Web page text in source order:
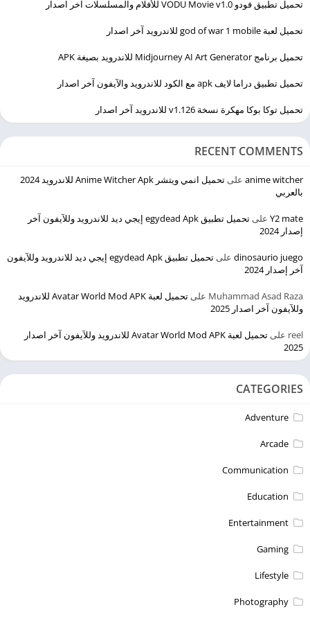
تحميل تطبيق فودو VODU Movie v1.0 للأفلام والمسلسلات آخر اصدار
تحميل لعبة god of war 1 mobile للاندرويد آخر اصدار
تحميل برنامج Midjourney AI Art Generator للاندرويد بصيغة APK
تحميل تطبيق دراما لايف apk مع الكود للاندرويد والآيفون آخر اصدار
تحميل توكا بوكا مهكرة نسخة v1.126 للاندرويد آخر اصدار
RECENT COMMENTS
anime witcher على
تحميل انمي ويتشر Anime Witcher Apk للاندرويد 2024
بالعربي
Y2 mate على
تحميل تطبيق egydead Apk إيجي ديد للاندرويد وللآيفون آخر
إصدار 2024
dinosaurio juego على
تحميل تطبيق egydead Apk إيجي ديد للاندرويد وللآيفون
آخر إصدار 2024
Muhammad Asad Raza على
تحميل لعبة Avatar World Mod APK للاندرويد
وللآيفون آخر اصدار 2025
reel على
تحميل لعبة Avatar World Mod APK للاندرويد وللآيفون آخر اصدار
2025
CATEGORIES
Adventure
Arcade
Communication
Education
Entertainment
Gaming
Lifestyle
Photography